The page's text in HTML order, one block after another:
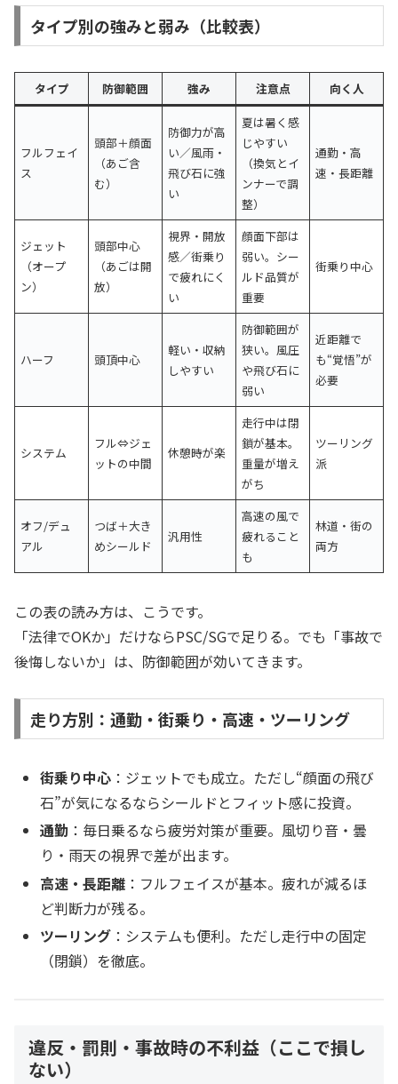
タイプ別の強みと弱み（比較表）
タイプ 防御範囲 強み 注意点 向く人
フルフェイ
ス
頭部＋顔面
（あご含
む）
防御力が高
い／風雨・
飛び石に強
い
夏は暑く感
じやすい
（換気とイ
ンナーで調
整）
通勤・高
速・長距離
ジェット
（オープ
ン）
頭部中心
（あごは開
放）
視界・開放
感／街乗り
で疲れにく
い
顔面下部は
弱い。シー
ルド品質が
重要
街乗り中心
ハーフ 頭頂中心
軽い・収納
しやすい
防御範囲が
狭い。風圧
や飛び石に
弱い
近距離で
も“覚悟”が
必要
システム
フル⇔ジェ
ットの中間
休憩時が楽
走行中は閉
鎖が基本。
重量が増え
がち
ツーリング
派
オフ/デュ
アル
つば＋大き
めシールド
汎用性
高速の風で
疲れること
も
林道・街の
両方
この表の読み方は、こうです。
「法律でOKか」だけならPSC/SGで足りる。でも「事故で
後悔しないか」は、防御範囲が効いてきます。
走り方別：通勤・街乗り・高速・ツーリング
街乗り中心 ：ジェットでも成立。ただし“顔面の飛び
石”が気になるならシールドとフィット感に投資。
通勤 ：毎日乗るなら疲労対策が重要。風切り音・曇
り・雨天の視界で差が出ます。
高速・長距離 ：フルフェイスが基本。疲れが減るほ
ど判断力が残る。
ツーリング ：システムも便利。ただし走行中の固定
（閉鎖）を徹底。
違反・罰則・事故時の不利益（ここで損し
ない）